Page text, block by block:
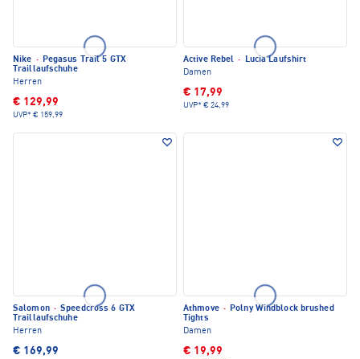
Nike · Pegasus Trail 5 GTX
Traillaufschuhe
Herren
€ 129,99
UVP* € 159,99
Active Rebel ·
Lucia Laufshirt
Damen
€ 17,99
UVP* € 24,99
Salomon · Speedcross 6 GTX
Traillaufschuhe
Herren
€ 169,99
Athmove · Polny Windblock brushed
Tights
Damen
€ 19,99